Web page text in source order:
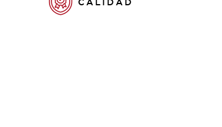
CALIDAD